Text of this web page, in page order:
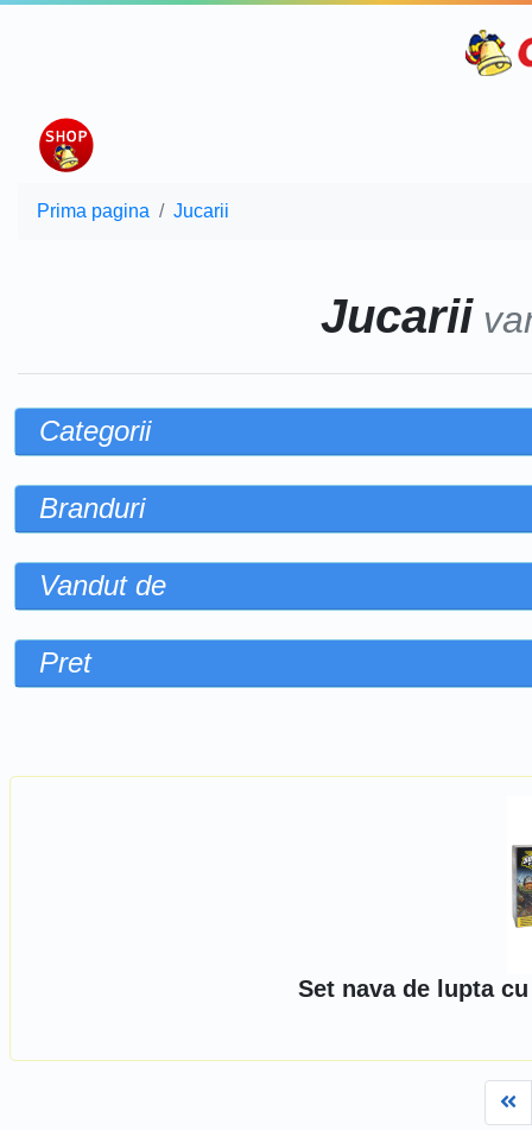
Prima pagina Jucarii
Jucarii
Categorii
Branduri
Vandut de
Pret
Set nava de lupta